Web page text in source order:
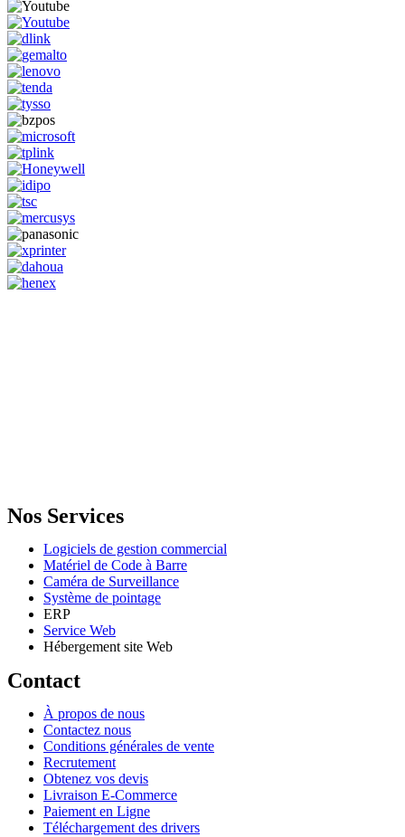
Nos Services
Logiciels de gestion commercial
Matériel de Code à Barre
Caméra de Surveillance
Système de pointage
ERP
Service Web
Hébergement site Web
Contact
À propos de nous
Contactez nous
Conditions générales de vente
Recrutement
Obtenez vos devis
Livraison E-Commerce
Paiement en Ligne
Téléchargement des drivers